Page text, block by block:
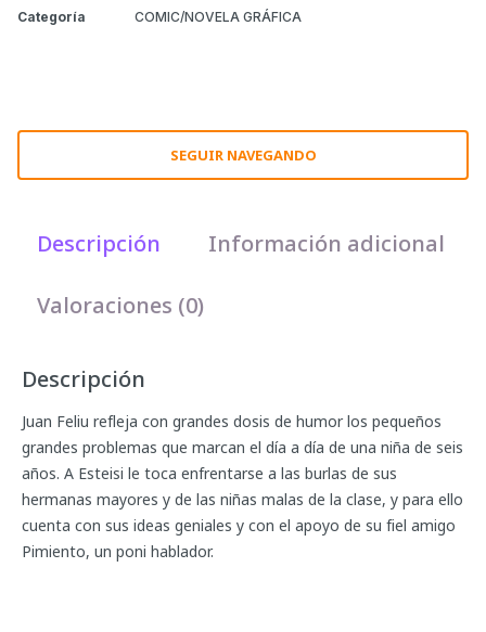
Categoría
COMIC/NOVELA GRÁFICA
SEGUIR NAVEGANDO
Descripción Información adicional
Valoraciones (0)
Descripción
Juan Feliu refleja con grandes dosis de humor los pequeños
grandes problemas que marcan el día a día de una niña de seis
años. A Esteisi le toca enfrentarse a las burlas de sus
hermanas mayores y de las niñas malas de la clase, y para ello
cuenta con sus ideas geniales y con el apoyo de su fiel amigo
Pimiento, un poni hablador.